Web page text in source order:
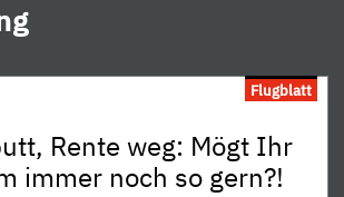
Flugblatt
Rente weg: Mögt Ihr
immer noch so gern?!